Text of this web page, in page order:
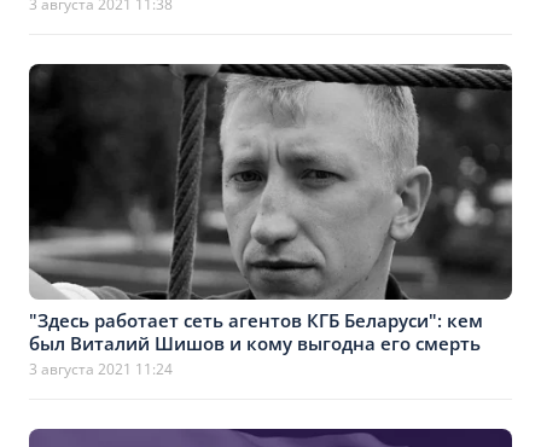
3 августа 2021 11:38
"Здесь работает сеть агентов КГБ Беларуси": кем
был Виталий Шишов и кому выгодна его смерть
3 августа 2021 11:24